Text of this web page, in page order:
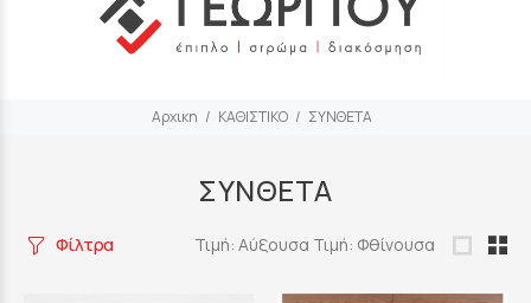
Αρχικη ΚΑΘΙΣΤΙΚΟ ΣΥΝΘΕΤΑ
ΣΥΝΘΕΤΑ
Φίλτρα Τιμή: Αύξουσα Τιμή: Φθίνουσα